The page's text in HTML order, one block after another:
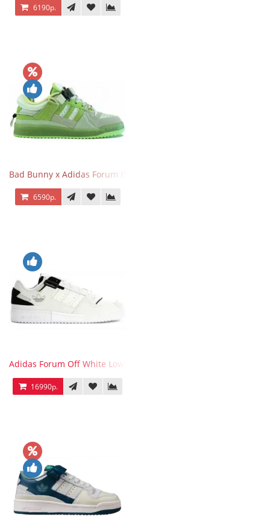
6190р.
Bad Bunny x Adidas Forum Buckle Low Fluorescent Green
6590р.
Adidas Forum Off White Low White Black
16990р.